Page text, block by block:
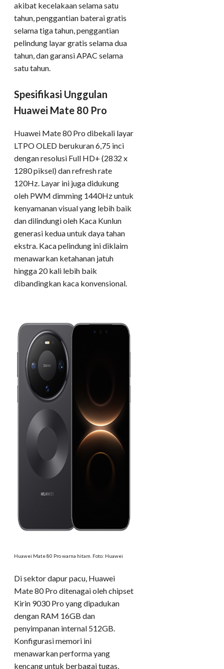
akibat kecelakaan selama satu
tahun, penggantian baterai gratis
selama tiga tahun, penggantian
pelindung layar gratis selama dua
tahun, dan garansi APAC selama
satu tahun.
Spesifikasi Unggulan
Huawei Mate 80 Pro
Huawei Mate 80 Pro dibekali layar
LTPO OLED berukuran 6,75 inci
dengan resolusi Full HD+ (2832 x
1280 piksel) dan refresh rate
120Hz. Layar ini juga didukung
oleh PWM dimming 1440Hz untuk
kenyamanan visual yang lebih baik
dan dilindungi oleh Kaca Kunlun
generasi kedua untuk daya tahan
ekstra. Kaca pelindung ini diklaim
menawarkan ketahanan jatuh
hingga 20 kali lebih baik
dibandingkan kaca konvensional.
Huawei Mate 80 Pro warna hitam. Foto: Huawei
Di sektor dapur pacu, Huawei
Mate 80 Pro ditenagai oleh chipset
Kirin 9030 Pro yang dipadukan
dengan RAM 16GB dan
penyimpanan internal 512GB.
Konfigurasi memori ini
menawarkan performa yang
kencang untuk berbagai tugas,